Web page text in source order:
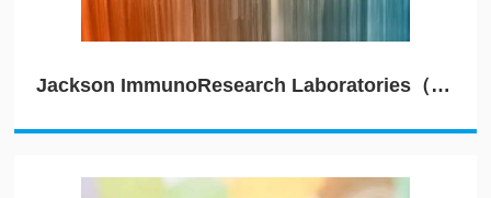
Jackson ImmunoResearch Laboratories（JIRL）